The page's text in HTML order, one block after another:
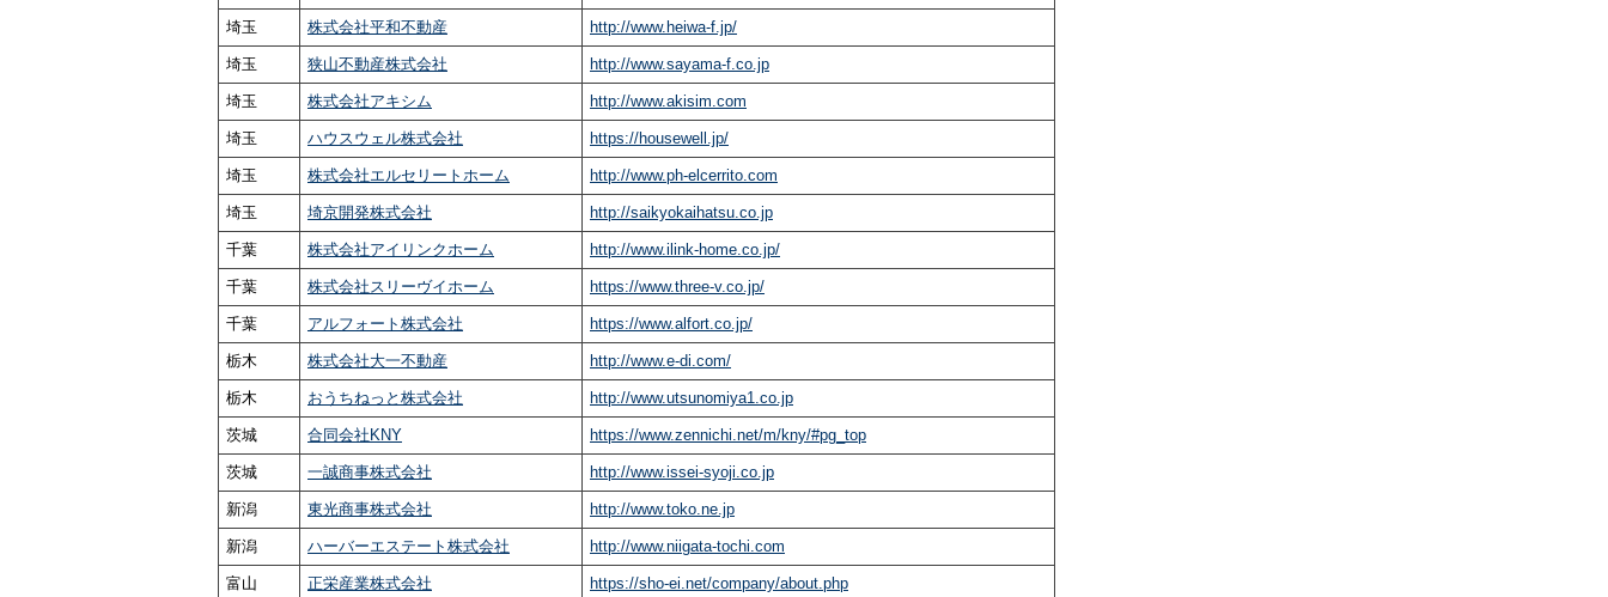
埼玉 株式会社平和不動産 http://www.heiwa-f.jp/
埼玉 狭山不動産株式会社 http://www.sayama-f.co.jp
埼玉 株式会社アキシム http://www.akisim.com
埼玉 ハウスウェル株式会社 https://housewell.jp/
埼玉 株式会社エルセリートホーム http://www.ph-elcerrito.com
埼玉 埼京開発株式会社 http://saikyokaihatsu.co.jp
千葉 株式会社アイリンクホーム http://www.ilink-home.co.jp/
千葉 株式会社スリーヴイホーム https://www.three-v.co.jp/
千葉 アルフォート株式会社 https://www.alfort.co.jp/
栃木 株式会社大一不動産 http://www.e-di.com/
栃木 おうちねっと株式会社 http://www.utsunomiya1.co.jp
茨城 合同会社KNY https://www.zennichi.net/m/kny/#pg_top
茨城 一誠商事株式会社 http://www.issei-syoji.co.jp
新潟 東光商事株式会社 http://www.toko.ne.jp
新潟 ハーバーエステート株式会社 http://www.niigata-tochi.com
富山 正栄産業株式会社 https://sho-ei.net/company/about.php